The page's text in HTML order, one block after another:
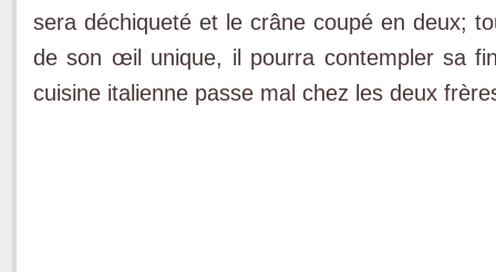
sera déchiqueté et le crâne coupé en deux;
de son œil unique, il pourra contempler sa
cuisine italienne passe mal chez les deux